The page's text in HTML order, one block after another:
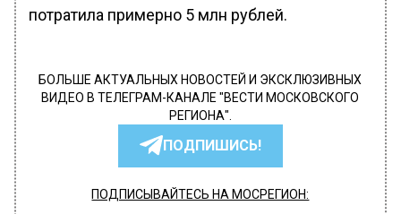
потратила примерно 5 млн рублей.
БОЛЬШЕ АКТУАЛЬНЫХ НОВОСТЕЙ И ЭКСКЛЮЗИВНЫХ
ВИДЕО В ТЕЛЕГРАМ-КАНАЛЕ "ВЕСТИ МОСКОВСКОГО
РЕГИОНА".
ПОДПИШИСЬ!
ПОДПИСЫВАЙТЕСЬ НА МОСРЕГИОН: